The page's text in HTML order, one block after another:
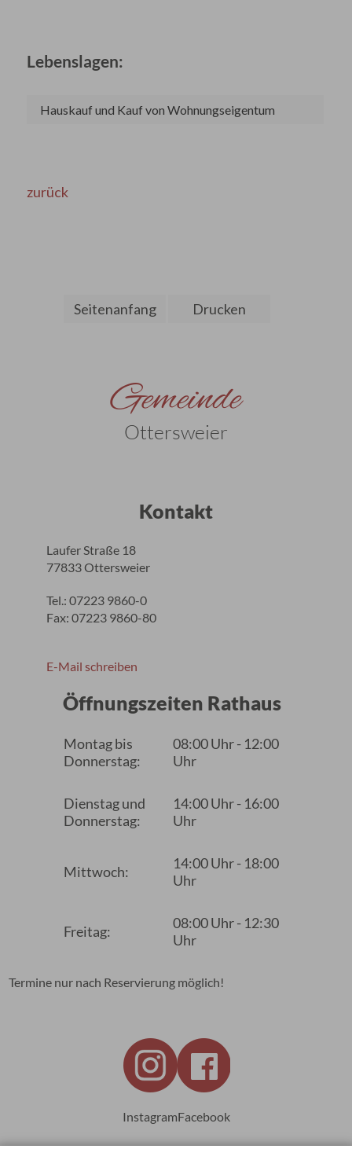
Lebenslagen:
Hauskauf und Kauf von Wohnungseigentum
zurück
Seitenanfang Drucken
Gemeinde
Ottersweier
Kontakt
Laufer Straße 18
77833 Ottersweier
Tel.: 07223 9860-0
Fax: 07223 9860-80
E-Mail schreiben
Öffnungszeiten Rathaus
Montag bis
Donnerstag:
08:00 Uhr - 12:00
Uhr
Dienstag und
Donnerstag:
14:00 Uhr - 16:00
Uhr
Mittwoch:
14:00 Uhr - 18:00
Uhr
Freitag:
08:00 Uhr - 12:30
Uhr
Termine nur nach Reservierung möglich!
InstagramFacebook